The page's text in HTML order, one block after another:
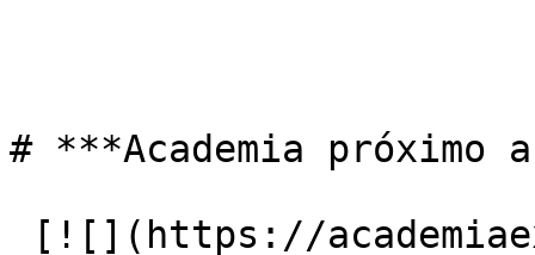
# ***Academia próximo